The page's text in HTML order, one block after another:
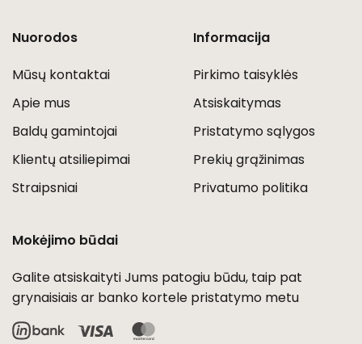
Nuorodos
Mūsų kontaktai
Apie mus
Baldų gamintojai
Klientų atsiliepimai
Straipsniai
Informacija
Pirkimo taisyklės
Atsiskaitymas
Pristatymo sąlygos
Prekių grąžinimas
Privatumo politika
Mokėjimo būdai
Galite atsiskaityti Jums patogiu būdu, taip pat
grynaisiais ar banko kortele pristatymo metu
Visa